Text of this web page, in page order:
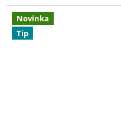
Novinka
Tip